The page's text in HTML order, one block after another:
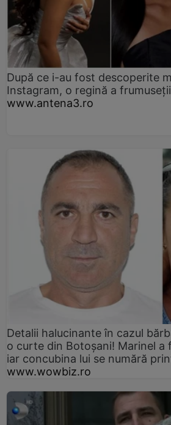
După ce i-au fost descoperite
Instagram, o regină a
www.antena3.ro
Detalii halucinante în cazul
o curte din Botoșani! Marinel a
iar concubina lui se numără
www.wowbiz.ro